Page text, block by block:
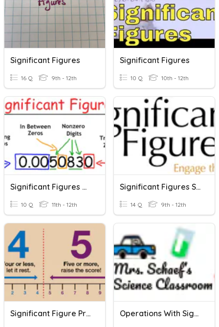
Significant Figures
16 Q 9th - 12th
Significant Figures
10 Q 10th - 12th
Significant Figures Quick Review
10 Q 11th - 12th
Significant Figures Scientific Notation
14 Q 9th - 12th
Significant Figure Practice -- Rounding Operations With Significant Figures